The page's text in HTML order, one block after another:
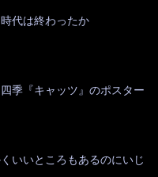
代は終わったか
季『キャッツ』のポスター
いいところもあるのにいじ